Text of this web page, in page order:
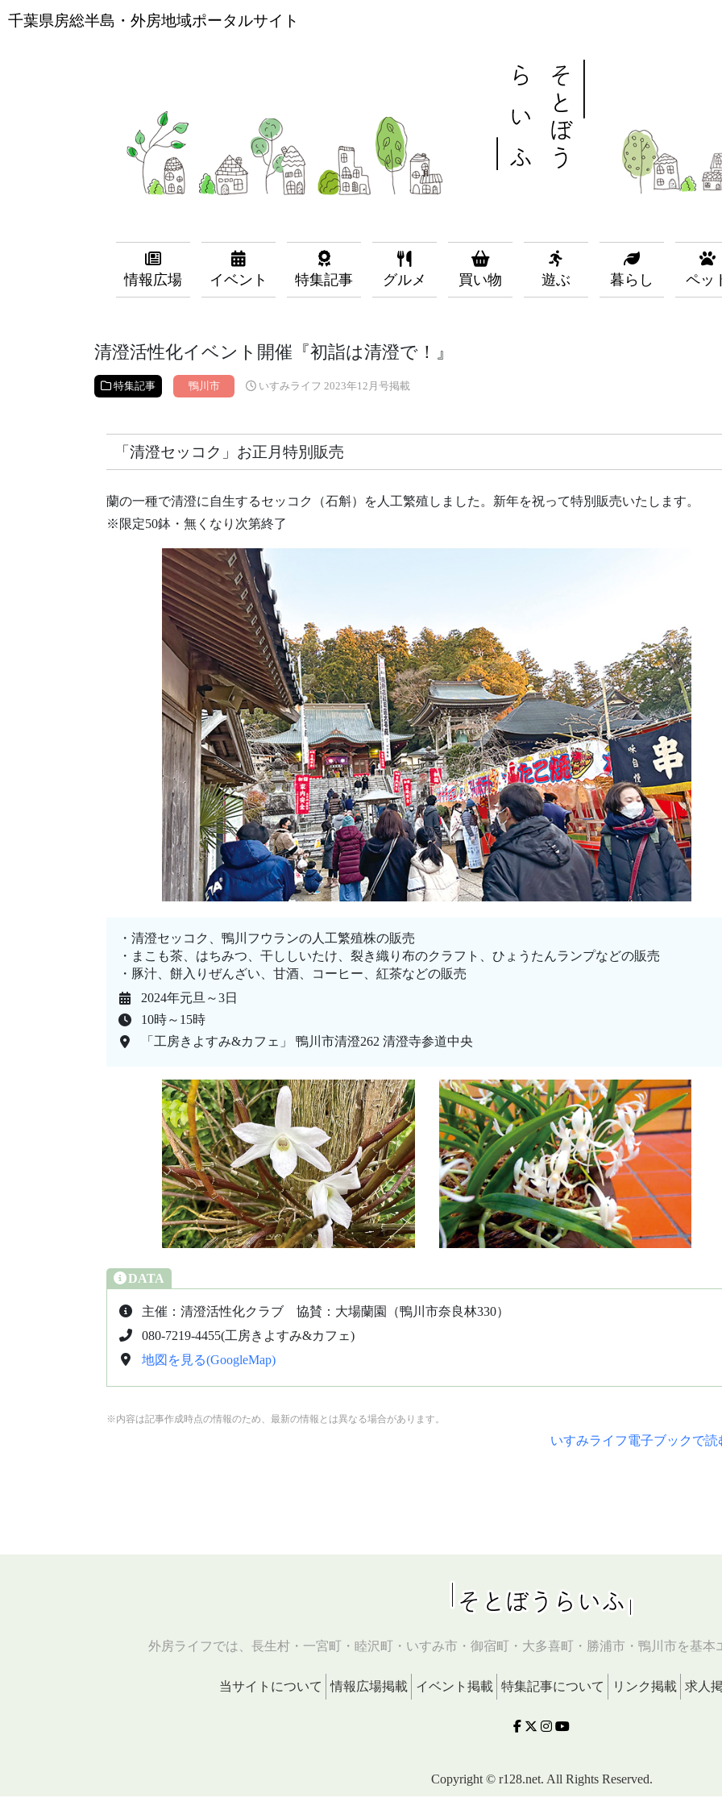
千葉県房総半島・外房地域ポータルサイト
情報広場 イベント 特集記事 グルメ 買い物 遊ぶ 暮らし ペッ
清澄活性化イベント開催『初詣は清澄で！』
特集記事 鴨川市 いすみライフ 2023年12月号掲載
「清澄セッコク」お正月特別販売
蘭の一種で清澄に自生するセッコク（石斛）を人工繁殖しました。新年を祝って特別販売いたします。
※限定50鉢・無くなり次第終了
・清澄セッコク、鴨川フウランの人工繁殖株の販売
・まこも茶、はちみつ、干ししいたけ、裂き織り布のクラフト、ひょうたんランプなどの販売
・豚汁、餅入りぜんざい、甘酒、コーヒー、紅茶などの販売
2024年元旦～3日
10時～15時
「工房きよすみ&カフェ」 鴨川市清澄262 清澄寺参道中央
DATA
主催：清澄活性化クラブ 協賛：大場蘭園（鴨川市奈良林330）
080-7219-4455(工房きよすみ&カフェ)
地図を見る(GoogleMap)
※内容は記事作成時点の情報のため、最新の情報とは異なる場合があります。
いすみライフ電子ブックで
外房ライフでは、長生村・一宮町・睦沢町・いすみ市・御宿町・大多喜町・勝浦市・鴨川市を基
当サイトについて 情報広場掲載 イベント掲載 特集記事について リンク掲載 求人
Copyright © r128.net. All Rights Reserved.